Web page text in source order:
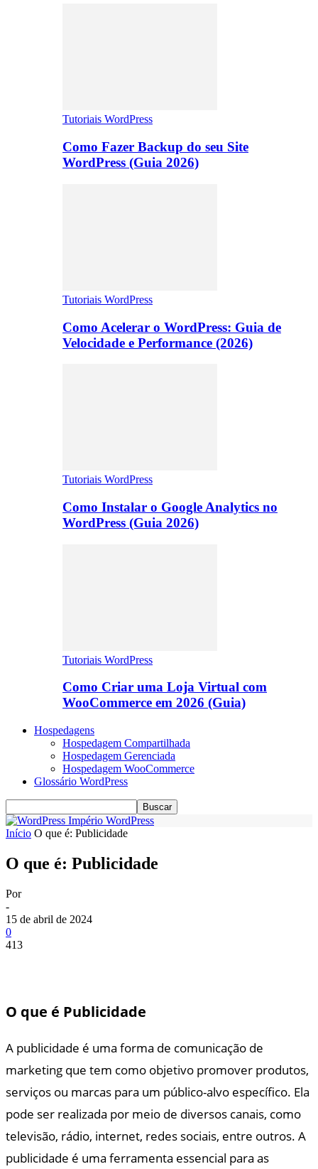
Tutoriais WordPress
Como Fazer Backup do seu Site
WordPress (Guia 2026)
Tutoriais WordPress
Como Acelerar o WordPress: Guia de
Velocidade e Performance (2026)
Tutoriais WordPress
Como Instalar o Google Analytics no
WordPress (Guia 2026)
Tutoriais WordPress
Como Criar uma Loja Virtual com
WooCommerce em 2026 (Guia)
Hospedagens
Hospedagem Compartilhada
Hospedagem Gerenciada
Hospedagem WooCommerce
Glossário WordPress
Império WordPress
Início O que é: Publicidade
O que é: Publicidade
Por
-
15 de abril de 2024
0
413
O que é Publicidade
A publicidade é uma forma de comunicação de
marketing que tem como objetivo promover produtos,
serviços ou marcas para um público-alvo específico. Ela
pode ser realizada por meio de diversos canais, como
televisão, rádio, internet, redes sociais, entre outros. A
publicidade é uma ferramenta essencial para as